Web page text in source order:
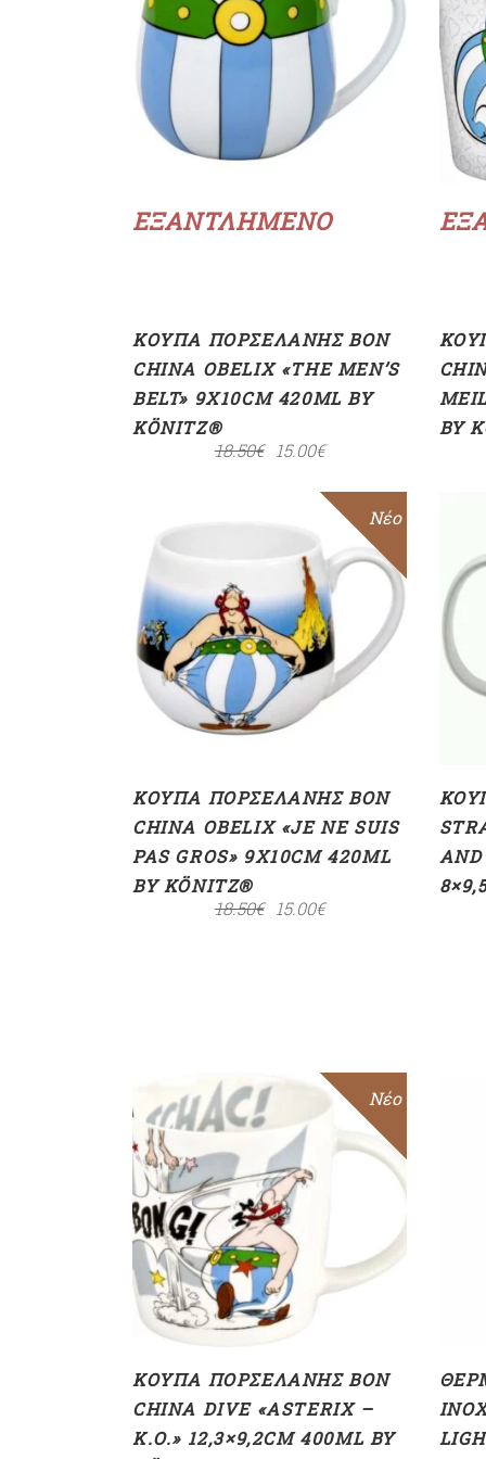
ΕΞΑΝΤΛΗΜΈΝΟ
Διαβάστε περισσότερα
ΚΟΎΠΑ ΠΟΡΣΕΛΆΝΗΣ BON
CHINA OBELIX «THE MEN’S
BELT» 9X10CM 420ML BY
KÖNITZ®
18.50€ 15.00€
BY
Sale
Νέο
ΠΡΟΣΘΉΚΗ ΣΤΟ
ΚΑΛΆΘΙ
ΚΟΎΠΑ ΠΟΡΣΕΛΆΝΗΣ BON
CHINA OBELIX «JE NE SUIS
PAS GROS» 9X10CM 420ML
BY KÖNITZ®
18.50€ 15.00€
AND
Sale
Νέο
ΠΡΟΣΘΉΚΗ ΣΤΟ
ΚΑΛΆΘΙ
ΚΟΎΠΑ ΠΟΡΣΕΛΆΝΗΣ BON
CHINA DIVE «ASTERIX –
K.O.» 12,3×9,2CM 400ML BY